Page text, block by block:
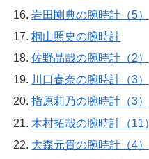
岩田剛典の腕時計（5）
桐山照史の腕時計
佐野晶哉の腕時計（2）
川口春奈の腕時計（3）
指原莉乃の腕時計（3）
木村拓哉の腕時計（11）
大森元貴の腕時計（4）